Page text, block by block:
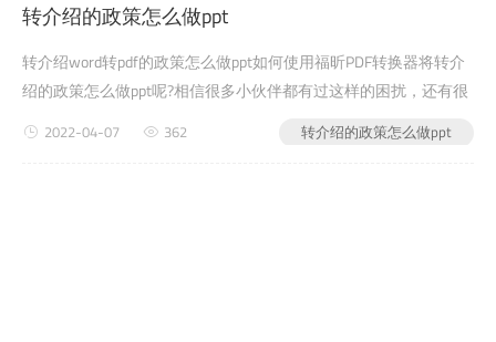
转介绍的政策怎么做ppt
转介绍word转pdf的政策怎么做ppt如何使用福昕PDF转换器将转介
绍的政策怎么做ppt呢?相信很多小伙伴都有过这样的困扰，还有很
pdf文档作业之类的时候，会遇到转介绍的政策怎么做ppt的问题，
转介绍的政策怎么做ppt
2022-04-07 362